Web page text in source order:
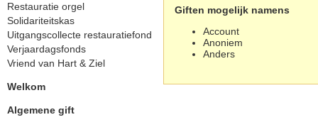
Giften mogelijk namens
Account
Anoniem
Anders
Restauratie orgel
Solidariteitskas
Uitgangscollecte restauratiefond
Verjaardagsfonds
Vriend van Hart & Ziel
Welkom
Algemene gift